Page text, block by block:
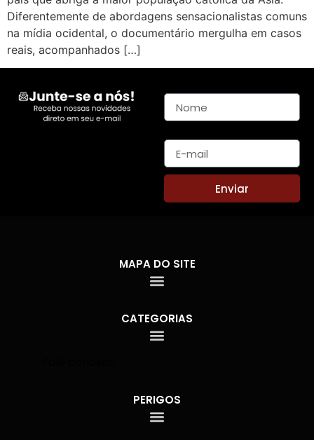
Diferentemente de abordagens sensacionalistas comuns
na mídia ocidental, o documentário mergulha em casos
reais, acompanhados […]
Enviar
MAPA DO SITE
CATEGORIAS
PERIGOS